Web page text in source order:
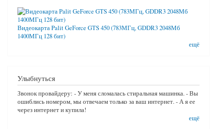
Видеокарта Palit GeForce GTS 450 (783МГц, GDDR3 2048Мб
1400МГц 128 бит)
ещё
Улыбнуться
Звонок провайдеру: - У меня сломалась стиральная машинка. - Вы
ошиблись номером, мы отвечаем только за ваш интернет. - А я ее
через интернет и купила!
ещё